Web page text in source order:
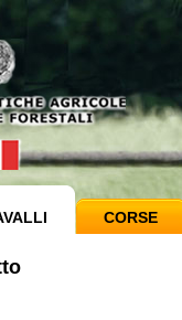
CORSE